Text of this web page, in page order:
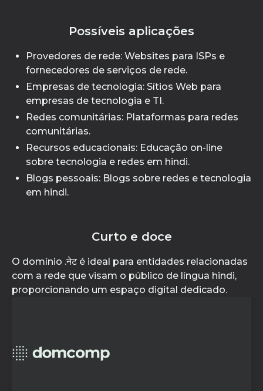
Possíveis aplicações
Provedores de rede: Websites para ISPs e
fornecedores de serviços de rede.
Empresas de tecnologia: Sítios Web para
empresas de tecnologia e TI.
Redes comunitárias: Plataformas para redes
comunitárias.
Recursos educacionais: Educação on-line
sobre tecnologia e redes em hindi.
Blogs pessoais: Blogs sobre redes e tecnologia
em hindi.
Curto e doce
O domínio .नेट é ideal para entidades relacionadas
com a rede que visam o público de língua hindi,
proporcionando um espaço digital dedicado.